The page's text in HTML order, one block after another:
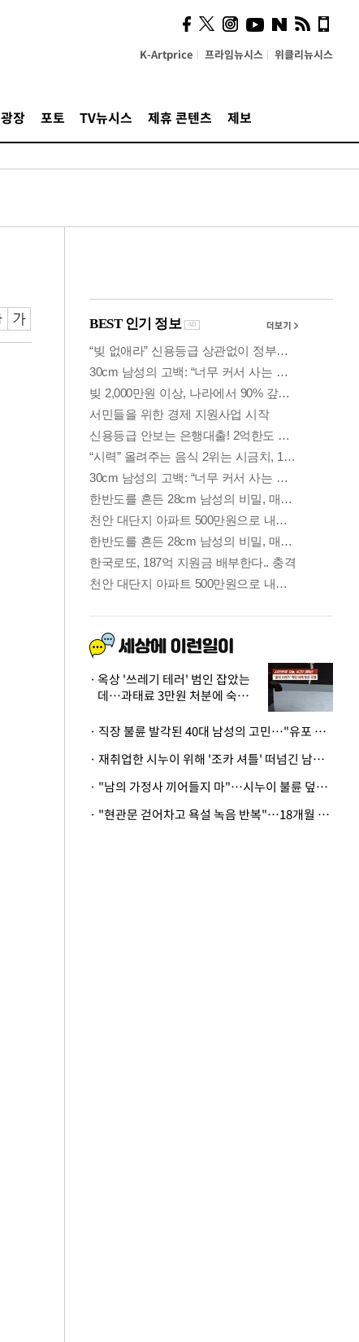
K-Artprice 프라임뉴시스 위클리뉴시스
광장 포토 TV뉴시스 제휴 콘텐츠 제보
시, 스마트폰 액세서리에
NFC 더했다
옥상 '쓰레기 테러' 범인 잡았는
데…과태료 3만원 처분에 숙박업
· 직장 불륜 발각된 40대 남성의 고민…"유포 동료 명예훼손·협박죄 고소 가능할까"
· 재취업한 시누이 위해 '조카 셔틀' 떠넘긴 남편…아내 "난 못한다"
· "남의 가정사 끼어들지 마"…시누이 불륜 덮으려는 남편에 억울한 아내
· "현관문 걷어차고 욕설 녹음 반복"…18개월 아기 키우는 집 뒤흔든 '앞집의 비극'